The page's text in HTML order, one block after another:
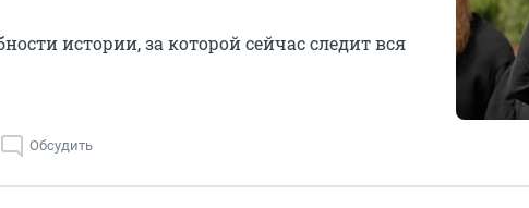
истории, за которой сейчас следит вся
Обсудить